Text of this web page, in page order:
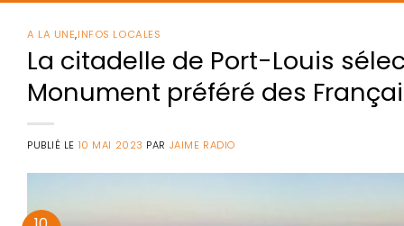
A LA UNE,INFOS LOCALES
La citadelle de Port-Louis
Monument préféré des
PUBLIÉ LE 10 MAI 2023 PAR JAIME RADIO